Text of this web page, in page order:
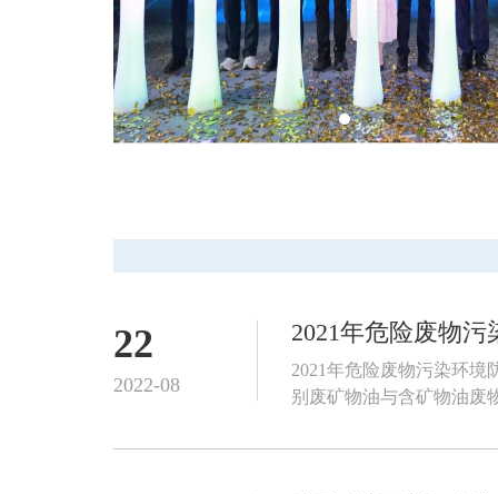
22
2022-08
2021年危险废物
2021年危险废物污染环
别废矿物油与含矿物油废